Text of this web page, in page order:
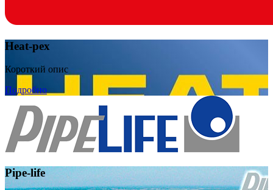
Heat-pex
Короткий опис
Подробно
Pipe-life